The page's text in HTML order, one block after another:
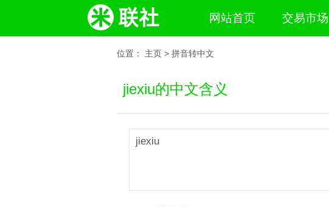
网站首页 交易市场
位置： 主页 > 拼音转中文
jiexiu的中文含义
jiexiu